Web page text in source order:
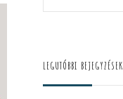
for
LEGUTÓBBI BEJEGYZÉSEK